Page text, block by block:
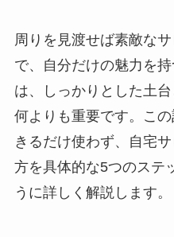
周りを見渡せば素敵な
で、自分だけの魅力を
は、しっかりとした土
何よりも重要です。こ
きるだけ使わず、自宅
方を具体的な5つのステ
うに詳しく解説します。